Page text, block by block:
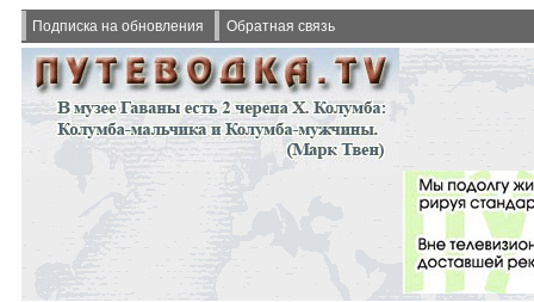
Подписка на обновления Обратная связь